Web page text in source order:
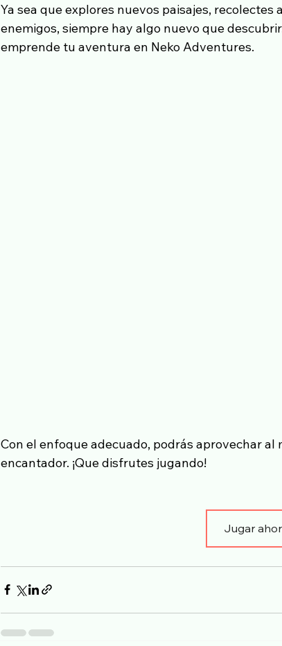
Ya sea que explores nuevos paisajes,
enemigos, siempre hay algo nuevo que
emprende tu aventura en Neko Adventures.
Con el enfoque adecuado, podrás aprovechar
encantador. ¡Que disfrutes jugando!
Jugar